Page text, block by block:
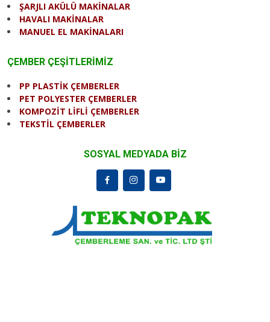
ŞARJLI AKÜLÜ MAKİNALAR
HAVALI MAKİNALAR
MANUEL EL MAKİNALARI
ÇEMBER ÇEŞİTLERİMİZ
PP PLASTİK ÇEMBERLER
PET POLYESTER ÇEMBERLER
KOMPOZİT LİFLİ ÇEMBERLER
TEKSTİL ÇEMBERLER
SOSYAL MEDYADA BİZ